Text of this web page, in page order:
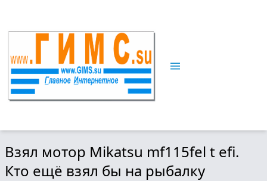
Взял мотор Mikatsu mf115fel t efi.
Кто ещё взял бы на рыбалку